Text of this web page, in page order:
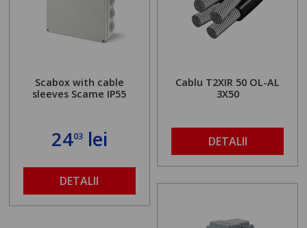
Scabox with cable
sleeves Scame IP55
2403lei
DETALII
Cablu T2XIR 50 OL-AL
3X50
DETALII